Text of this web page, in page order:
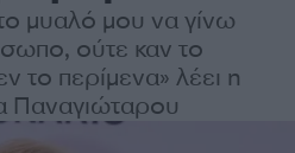
μυαλό μου να γίνω
ούτε καν το
το περίμενα» λέει η
Παναγιώταρου